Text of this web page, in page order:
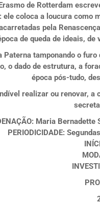
de Rotterdam
coloca a loucura como
pela
de queda de ideais,
tamponando o
o dado de estrutura, a
época pós-tudo,
realizar ou renovar,
: Maria Bernadette
PERIODICIDADE: